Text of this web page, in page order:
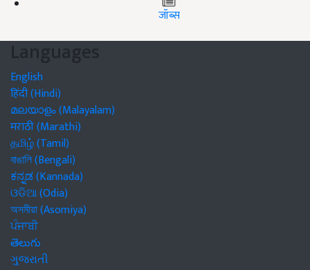
जॉब्स
Languages
English
हिंदी (Hindi)
മലയാളം (Malayalam)
मराठी (Marathi)
தமிழ் (Tamil)
বাঙালি (Bengali)
ಕನ್ನಡ (Kannada)
ଓଡିଆ (Odia)
অসমীয়া (Asomiya)
ਪੰਜਾਬੀ
తెలుగు
ગુજરાતી